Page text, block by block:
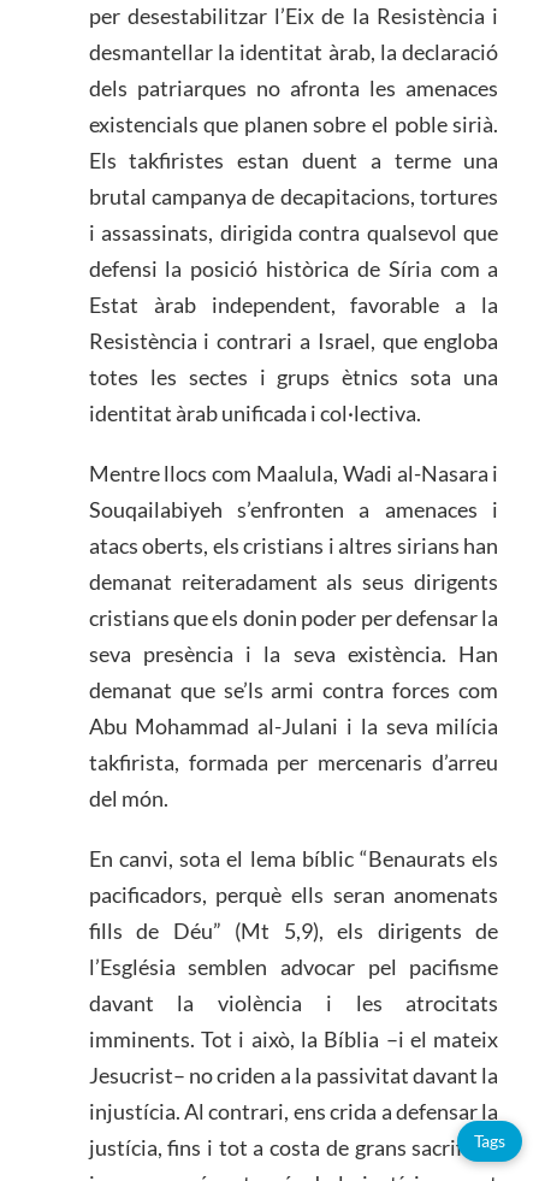
per desestabilitzar l’Eix de la Resistència i
desmantellar la identitat àrab, la declaració
dels patriarques no afronta les amenaces
existencials que planen sobre el poble sirià.
Els takfiristes estan duent a terme una
brutal campanya de decapitacions, tortures
i assassinats, dirigida contra qualsevol que
defensi la posició històrica de Síria com a
Estat àrab independent, favorable a la
Resistència i contrari a Israel, que engloba
totes les sectes i grups ètnics sota una
identitat àrab unificada i col·lectiva.
Mentre llocs com Maalula, Wadi al-Nasara i
Souqailabiyeh s’enfronten a amenaces i
atacs oberts, els cristians i altres sirians han
demanat reiteradament als seus dirigents
cristians que els donin poder per defensar la
seva presència i la seva existència. Han
demanat que se’ls armi contra forces com
Abu Mohammad al-Julani i la seva milícia
takfirista, formada per mercenaris d’arreu
del món.
En canvi, sota el lema bíblic “Benaurats els
pacificadors, perquè ells seran anomenats
fills de Déu” (Mt 5,9), els dirigents de
l’Església semblen advocar pel pacifisme
davant la violència i les atrocitats
imminents. Tot i això, la Bíblia –i el mateix
Jesucrist– no criden a la passivitat davant la
injustícia. Al contrari, ens crida a defensar la
justícia, fins i tot a costa de grans sacrificis,
Tags